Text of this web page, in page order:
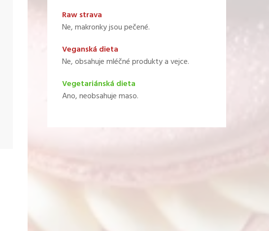
Raw strava
Ne, makronky jsou pečené.
Veganská dieta
Ne, obsahuje mléčné produkty a vejce.
Vegetariánská dieta
Ano, neobsahuje maso.